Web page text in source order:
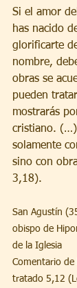
Si el amor
has nacido
glorificarte
nombre,
obras se
pueden
mostrarás
cristiano. (…)
solamente
sino con
3,18).
San Agustín
obispo de
de la Iglesia
Comentario de
tratado 5,12